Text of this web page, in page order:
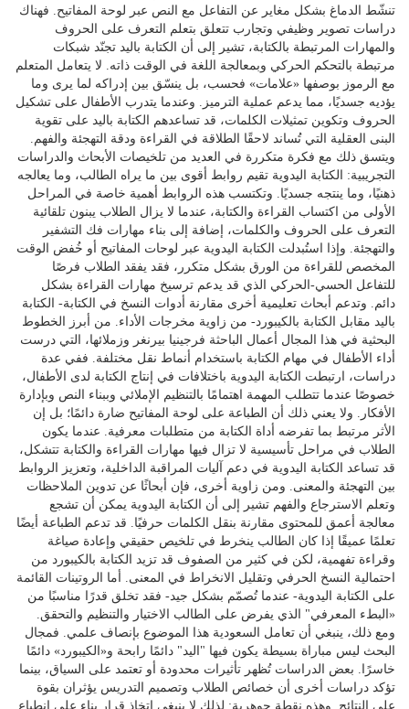
تنشّط الدماغ بشكل مغاير عن التفاعل مع النص عبر لوحة المفاتيح. فهناك
دراسات تصوير وظيفي وتجارب تتعلق بتعلم التعرف على الحروف
والمهارات المرتبطة بالكتابة، تشير إلى أن الكتابة باليد تجنّد شبكات
مرتبطة بالتحكم الحركي وبمعالجة اللغة في الوقت ذاته. لا يتعامل المتعلم
مع الرموز بوصفها «علامات» فحسب، بل ينسّق بين إدراكه لما يرى وما
يؤديه جسديًا، مما يدعم عملية الترميز. وعندما يتدرب الأطفال على تشكيل
الحروف وتكوين تمثيلات الكلمات، قد تساعدهم الكتابة باليد على تقوية
البنى العقلية التي تُساند لاحقًا الطلاقة في القراءة ودقة التهجئة والفهم.
ويتسق ذلك مع فكرة متكررة في العديد من تلخيصات الأبحاث والدراسات
التجريبية: الكتابة اليدوية تقيم روابط أقوى بين ما يراه الطالب، وما يعالجه
ذهنيًا، وما ينتجه جسديًا. وتكتسب هذه الروابط أهمية خاصة في المراحل
الأولى من اكتساب القراءة والكتابة، عندما لا يزال الطلاب يبنون تلقائية
التعرف على الحروف والكلمات، إضافة إلى بناء مهارات فك التشفير
والتهجئة. وإذا استُبدلت الكتابة اليدوية عبر لوحات المفاتيح أو خُفض الوقت
المخصص للقراءة من الورق بشكل متكرر، فقد يفقد الطلاب فرصًا
للتفاعل الحسي-الحركي الذي قد يدعم ترسيخ مهارات القراءة بشكل
دائم. وتدعم أبحاث تعليمية أخرى مقارنة أدوات النسخ في الكتابة- الكتابة
باليد مقابل الكتابة بالكيبورد- من زاوية مخرجات الأداء. من أبرز الخطوط
البحثية في هذا المجال أعمال الباحثة فرجينيا بيرنغر وزملائها، التي درست
أداء الأطفال في مهام الكتابة باستخدام أنماط نقل مختلفة. ففي عدة
دراسات، ارتبطت الكتابة اليدوية باختلافات في إنتاج الكتابة لدى الأطفال،
خصوصًا عندما تتطلب المهمة اهتمامًا بالتنظيم الإملائي وببناء النص وبإدارة
الأفكار. ولا يعني ذلك أن الطباعة على لوحة المفاتيح ضارة دائمًا؛ بل إن
الأثر مرتبط بما تفرضه أداة الكتابة من متطلبات معرفية. عندما يكون
الطلاب في مراحل تأسيسية لا تزال فيها مهارات القراءة والكتابة تتشكل،
قد تساعد الكتابة اليدوية في دعم آليات المراقبة الداخلية، وتعزيز الروابط
بين التهجئة والمعنى. ومن زاوية أخرى، فإن أبحاثًا عن تدوين الملاحظات
وتعلم الاسترجاع والفهم تشير إلى أن الكتابة اليدوية يمكن أن تشجع
معالجة أعمق للمحتوى مقارنة بنقل الكلمات حرفيًا. قد تدعم الطباعة أيضًا
تعلمًا عميقًا إذا كان الطالب ينخرط في تلخيص حقيقي وإعادة صياغة
وقراءة تفهمية، لكن في كثير من الصفوف قد تزيد الكتابة بالكيبورد من
احتمالية النسخ الحرفي وتقليل الانخراط في المعنى. أما الروتينات القائمة
على الكتابة اليدوية- عندما تُصمّم بشكل جيد- فقد تخلق قدرًا مناسبًا من
«البطء المعرفي" الذي يفرض على الطالب الاختيار والتنظيم والتحقق.
ومع ذلك، ينبغي أن تعامل السعودية هذا الموضوع بإنصاف علمي. فمجال
البحث ليس مباراة بسيطة يكون فيها "اليد" دائمًا رابحة و«الكيبورد» دائمًا
خاسرًا. بعض الدراسات تُظهر تأثيرات محدودة أو تعتمد على السياق، بينما
تؤكد دراسات أخرى أن خصائص الطلاب وتصميم التدريس يؤثران بقوة
على النتائج. وهذه نقطة جوهرية: لذلك لا ينبغي اتخاذ قرار بناء على انطباع